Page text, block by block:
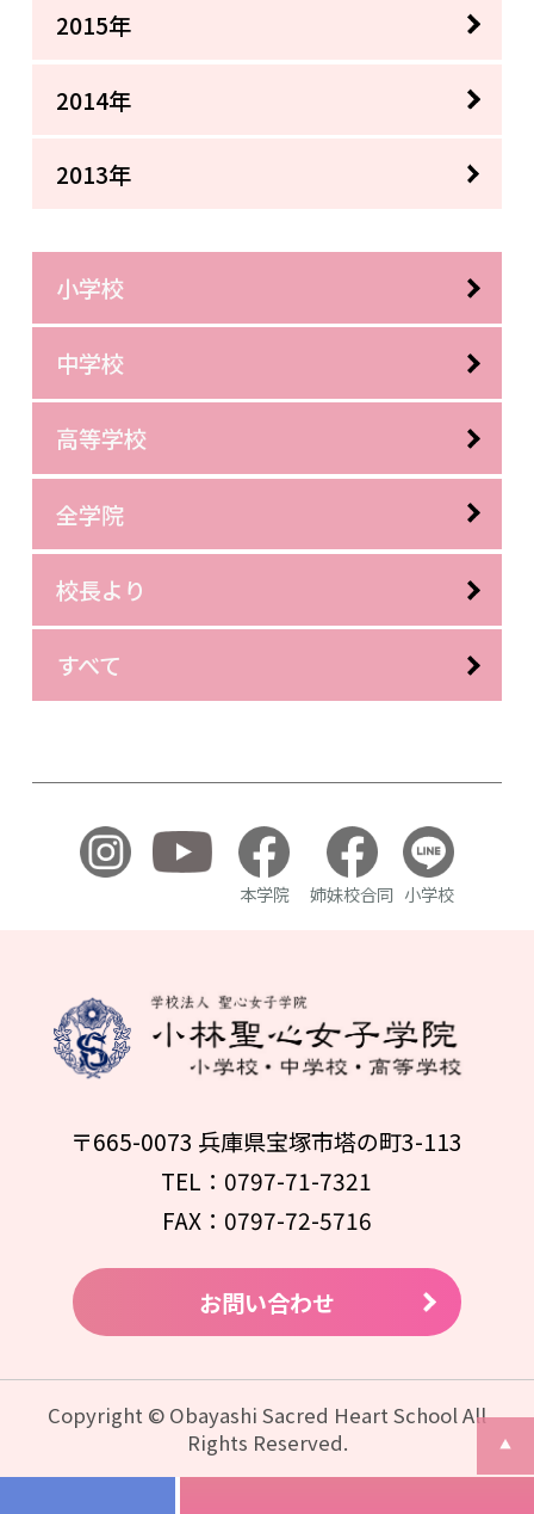
2015年
2014年
2013年
小学校
中学校
高等学校
全学院
校長より
すべて
本学院 姉妹校合同 小学校
〒665-0073 兵庫県宝塚市塔の町3-113
TEL：0797-71-7321
FAX：0797-72-5716
お問い合わせ
Copyright © Obayashi Sacred Heart School All
Rights Reserved.